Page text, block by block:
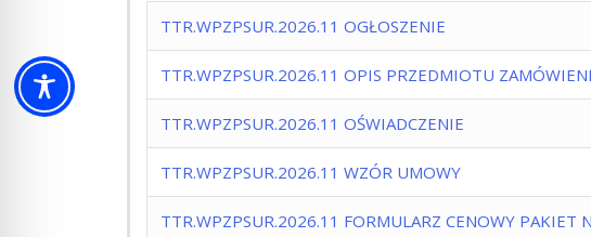
TTR.WPZPSUR.2026.11 OGŁOSZENIE
TTR.WPZPSUR.2026.11 OPIS PRZEDMIOTU
TTR.WPZPSUR.2026.11 OŚWIADCZENIE
TTR.WPZPSUR.2026.11 WZÓR UMOWY
TTR.WPZPSUR.2026.11 FORMULARZ CENOWY PAKIET